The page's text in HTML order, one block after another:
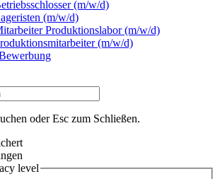
(m/w/d)
(m/w/d)
Produktionslabor (m/w/d)
(m/w/d)
oder Esc zum Schließen.
level